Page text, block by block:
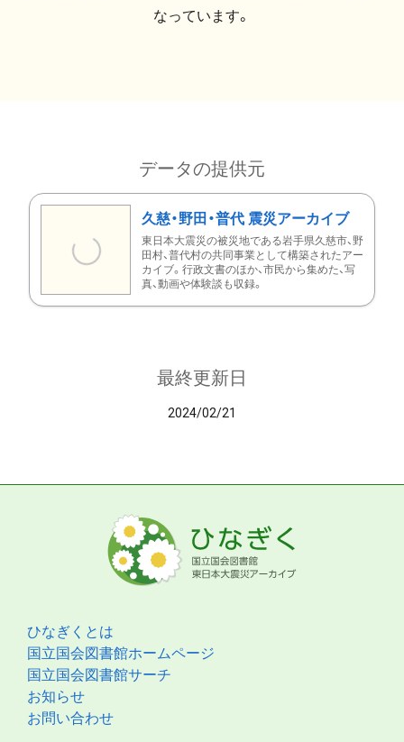
なっています。
データの提供元
久慈・野田・普代 震災アーカイブ
東日本大震災の被災地である岩手県久慈市、野
田村、普代村の共同事業として構築されたアー
カイブ。行政文書のほか、市民から集めた、写
真、動画や体験談も収録。
最終更新日
2024/02/21
ひなぎくとは
国立国会図書館ホームページ
国立国会図書館サーチ
お知らせ
お問い合わせ